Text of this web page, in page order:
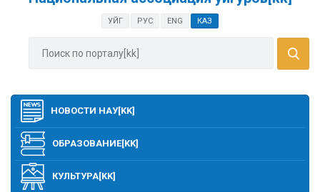
УЙГ РУС ENG КАЗ
НОВОСТИ НАУ[KK]
ОБРАЗОВАНИЕ[KK]
КУЛЬТУРА[KK]